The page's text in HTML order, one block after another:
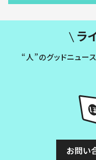
ラ
“人”のグッドニュー
お問い